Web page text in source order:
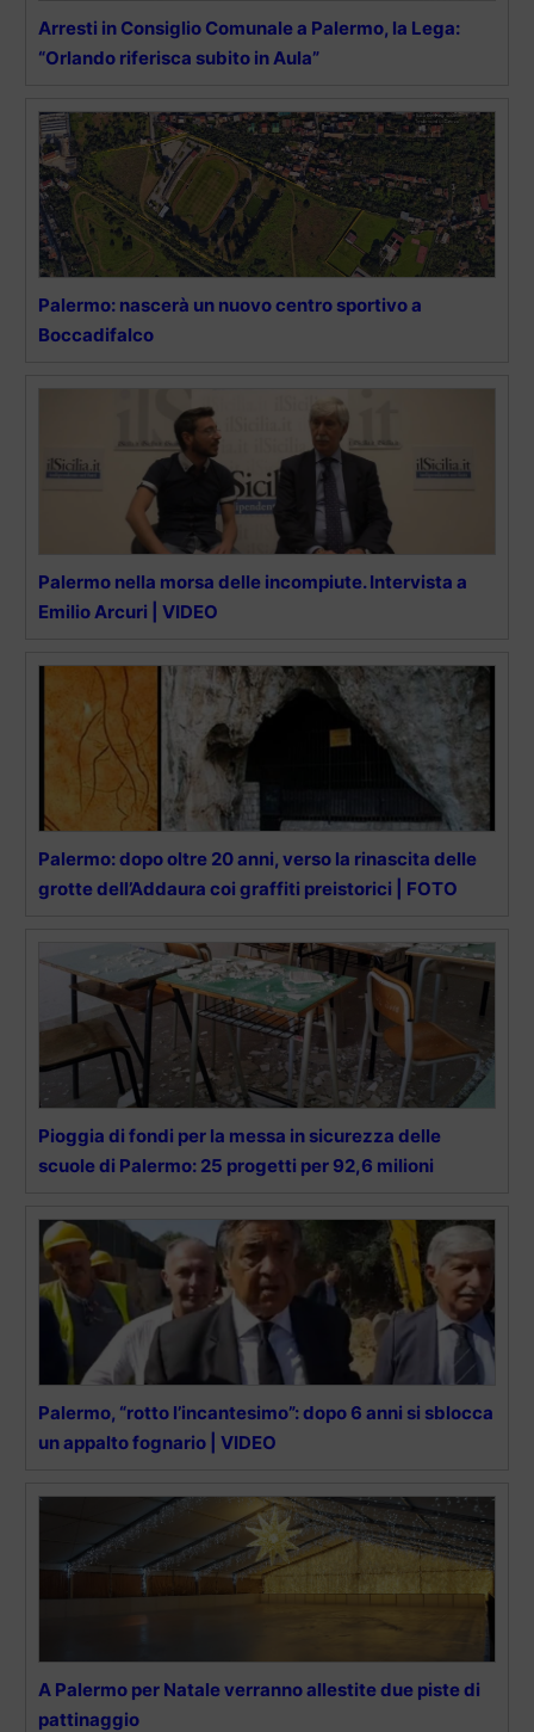
Arresti in Consiglio Comunale a Palermo, la Lega:
“Orlando riferisca subito in Aula”
Palermo: nascerà un nuovo centro sportivo a
Boccadifalco
Palermo nella morsa delle incompiute. Intervista a
Emilio Arcuri | VIDEO
Palermo: dopo oltre 20 anni, verso la rinascita delle
grotte dell’Addaura coi graffiti preistorici | FOTO
Pioggia di fondi per la messa in sicurezza delle
scuole di Palermo: 25 progetti per 92,6 milioni
Palermo, “rotto l’incantesimo”: dopo 6 anni si sblocca
un appalto fognario | VIDEO
A Palermo per Natale verranno allestite due piste di
pattinaggio